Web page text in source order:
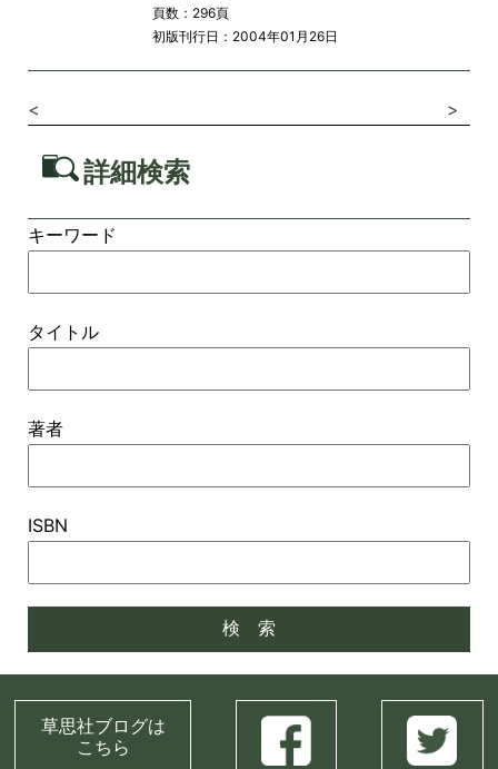
頁数：296頁
初版刊行日：2004年01月26日
< >
詳細検索
キーワード
タイトル
著者
ISBN
草思社ブログは
こちら